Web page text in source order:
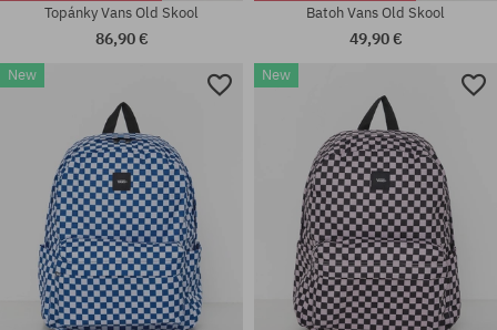
univerzálna veľkosť univerzálna veľkosť
Topánky Vans Old Skool
86,90 €
Batoh Vans Old Skool
49,90 €
New New